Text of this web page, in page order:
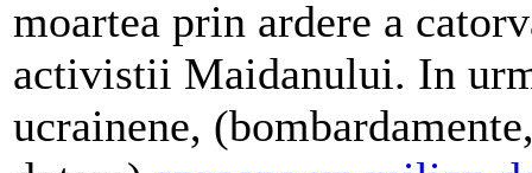
moartea prin ardere a
activistii Maidanului. In
ucrainene,